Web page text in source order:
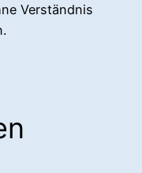
Verständnis